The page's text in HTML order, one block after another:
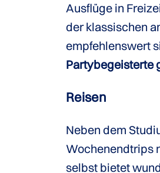
Ausflüge in
der klassischen
empfehlenswert
Partybegeisterte
Reisen
Neben dem
Wochenendtrips
selbst bietet